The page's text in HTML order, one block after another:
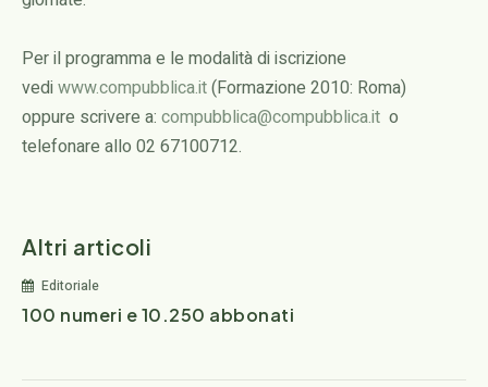
Per il programma e le modalità di iscrizione
vedi www.compubblica.it(Formazione 2010: Roma)
oppure scrivere a: compubblica@compubblica.it o
telefonare allo 02 67100712.
Altri articoli
Editoriale
100 numeri e 10.250 abbonati